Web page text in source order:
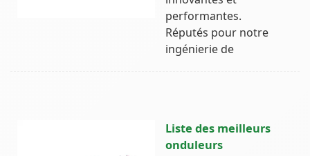
performantes.
Réputés pour notre
ingénierie de
Liste des meilleurs
onduleurs